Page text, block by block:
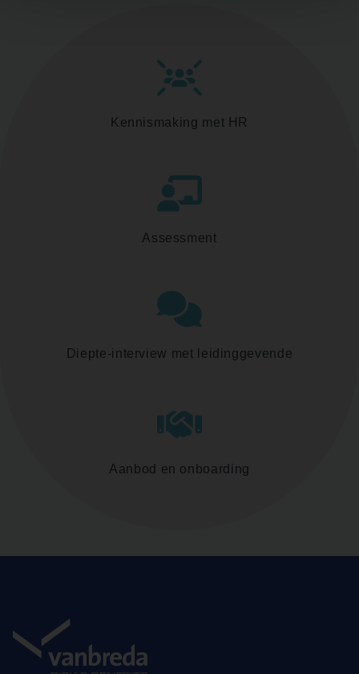
Kennismaking met HR
Assessment
Diepte-interview met leidinggevende
Aanbod en onboarding